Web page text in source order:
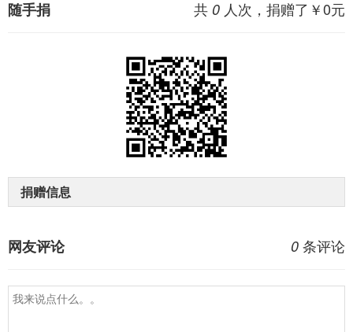
共 0 人次，捐赠了￥0元
随手捐
捐赠信息
0 条评论
网友评论